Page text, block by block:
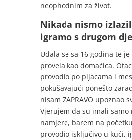
neophodnim za život.
Nikada nismo
igramo s drugom
Udala se sa 16 godina te
provela kao domaćica.
provodio po pijacama i
pokušavajući ponešto
nisam ZAPRAVO upoznao
Vjerujem da su imali samo
namjere, barem na
provodio isključivo u kući,